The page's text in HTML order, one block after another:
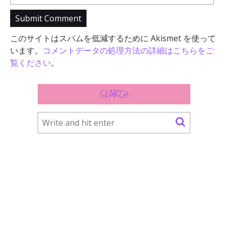
このサイトはスパムを低減するために Akismet を使って
います。 コメントデータの処理方法の詳細はこちらをご
覧ください。
SEARCH